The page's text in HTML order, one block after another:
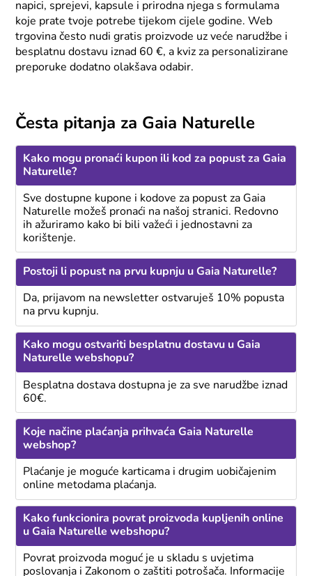
napici, sprejevi, kapsule i prirodna njega s formulama
koje prate tvoje potrebe tijekom cijele godine. Web
trgovina često nudi gratis proizvode uz veće narudžbe i
besplatnu dostavu iznad 60 €, a kviz za personalizirane
preporuke dodatno olakšava odabir.
Česta pitanja za Gaia Naturelle
Kako mogu pronaći kupon ili kod za popust za Gaia
Naturelle?
Sve dostupne kupone i kodove za popust za Gaia
Naturelle možeš pronaći na našoj stranici. Redovno
ih ažuriramo kako bi bili važeći i jednostavni za
korištenje.
Postoji li popust na prvu kupnju u Gaia Naturelle?
Da, prijavom na newsletter ostvaruješ 10% popusta
na prvu kupnju.
Kako mogu ostvariti besplatnu dostavu u Gaia
Naturelle webshopu?
Besplatna dostava dostupna je za sve narudžbe iznad
60€.
Koje načine plaćanja prihvaća Gaia Naturelle
webshop?
Plaćanje je moguće karticama i drugim uobičajenim
online metodama plaćanja.
Kako funkcionira povrat proizvoda kupljenih online
u Gaia Naturelle webshopu?
Povrat proizvoda moguć je u skladu s uvjetima
poslovanja i Zakonom o zaštiti potrošača. Informacije